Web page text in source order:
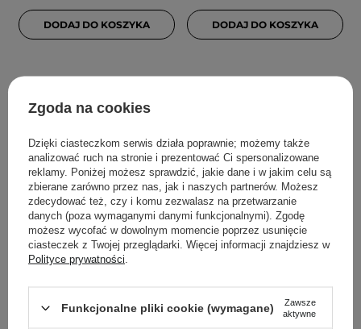
DODAJ DO KOSZYKA DODAJ DO KOSZYKA
PROMOCJA
Anua - BHA 2% Gentle
Exfoliating Toner -
Twarzy z Kwasami - 150ml
PROMOCJA
VT Cosmetics - Reedle
Shot 300 - Mikroigłowy
Skóry - 50ml
Zgoda na cookies
Dzięki ciasteczkom serwis działa poprawnie; możemy także
analizować ruch na stronie i prezentować Ci spersonalizowane
reklamy. Poniżej możesz sprawdzić, jakie dane i w jakim celu są
zbierane zarówno przez nas, jak i naszych partnerów. Możesz
zdecydować też, czy i komu zezwalasz na przetwarzanie
danych (poza wymaganymi danymi funkcjonalnymi). Zgodę
możesz wycofać w dowolnym momencie poprzez usunięcie
ciasteczek z Twojej przeglądarki. Więcej informacji znajdziesz w
Polityce prywatności
Funkcjonalne pliki cookie (wymagane)
Zawsze
aktywne